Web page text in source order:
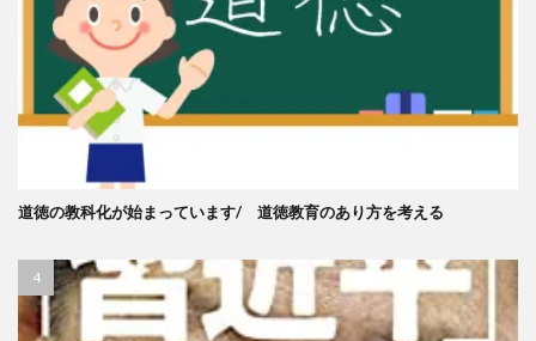
道徳の教科化が始まっています/ 道徳教育のあり方を考える